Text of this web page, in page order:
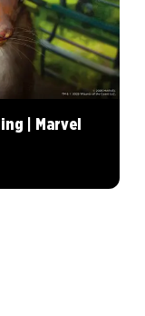
| Marvel